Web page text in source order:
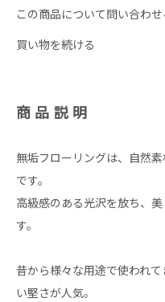
この商品について問い合わせ
買い物を続ける
商品説明
無垢フローリングは、自然
です。
高級感のある光沢を放ち、
す。
昔から様々な用途で使われ
い堅さが人気。